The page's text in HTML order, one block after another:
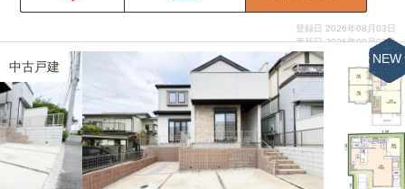
登録日 2026年08月03日
更新日 2026年08月03日
中古戸建
NEW